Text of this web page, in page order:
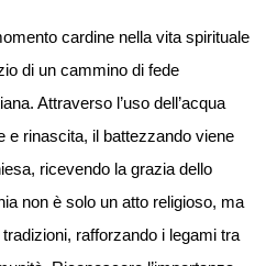
cardine nella vita spirituale
di un cammino di fede
Attraverso l’uso dell’acqua
e rinascita, il battezzando viene
ricevendo la grazia dello
non è solo un atto religioso, ma
rafforzando i legami tra